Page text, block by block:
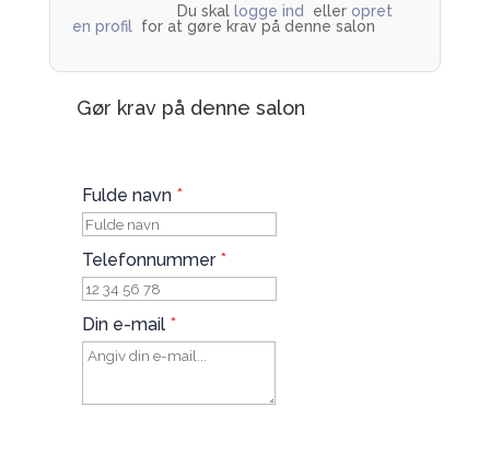
Du skal logge ind eller opret
en profil for at gøre krav på denne salon
Gør krav på denne salon
Fulde navn *
Telefonnummer *
Din e-mail *